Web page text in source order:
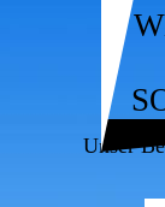
Unser